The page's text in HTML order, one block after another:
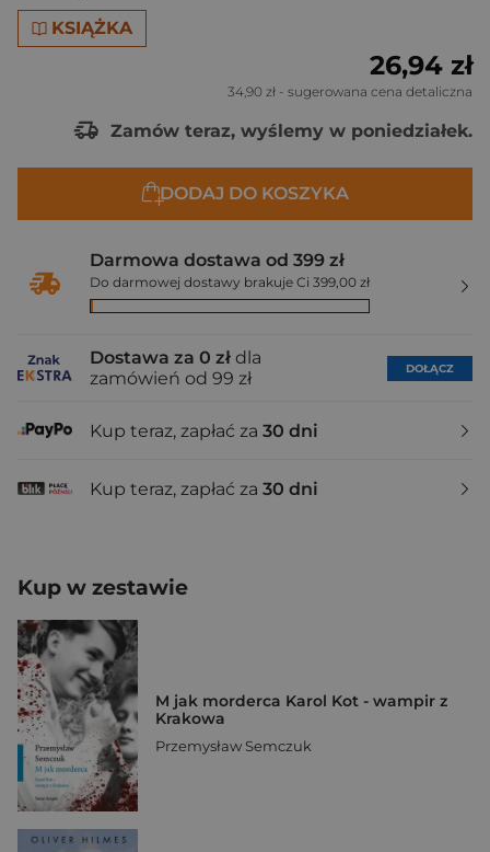
KSIĄŻKA
26,94 zł
34,90 zł - sugerowana cena detaliczna
Zamów teraz, wyślemy w poniedziałek.
DODAJ DO KOSZYKA
Darmowa dostawa od 399 zł
Do darmowej dostawy brakuje Ci 399,00 zł
Dostawa za 0 zł dla
zamówień od 99 zł
DOŁĄCZ
Kup teraz, zapłać za 30 dni
Kup teraz, zapłać za 30 dni
Kup w zestawie
M jak morderca Karol Kot - wampir z
Krakowa
Przemysław Semczuk